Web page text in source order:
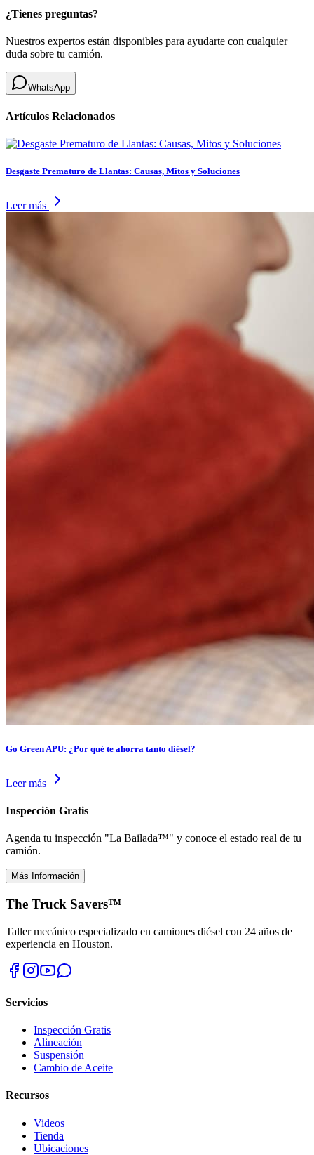
¿Tienes preguntas?
Nuestros expertos están disponibles para ayudarte con cualquier
duda sobre tu camión.
WhatsApp
Artículos Relacionados
Desgaste Prematuro de Llantas: Causas, Mitos y Soluciones
Leer más
Go Green APU: ¿Por qué te ahorra tanto diésel?
Leer más
Inspección Gratis
Agenda tu inspección "La Bailada™" y conoce el estado real de tu
camión.
Más Información
The Truck Savers™
Taller mecánico especializado en camiones diésel con 24 años de
experiencia en Houston.
Servicios
Inspección Gratis
Alineación
Suspensión
Cambio de Aceite
Recursos
Videos
Tienda
Ubicaciones